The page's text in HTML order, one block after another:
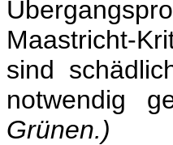
Maastricht-
sind
notwendig
Grünen.)